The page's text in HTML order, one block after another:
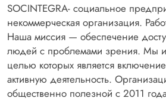
SOCINTEGRA- социальное
некоммерческая организация.
Наша миссия — обеспечение
людей с проблемами зрения. Мы
целью которых является
активную деятельность.
общественно полезной с 2011